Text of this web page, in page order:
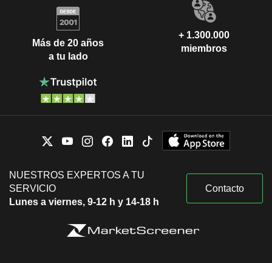
Más de 20 años
a tu lado
+ 1.300.000
miembros
NUESTROS EXPERTOS A TU
SERVICIO
Lunes a viernes, 9-12 h y 14-18 h
Contacto